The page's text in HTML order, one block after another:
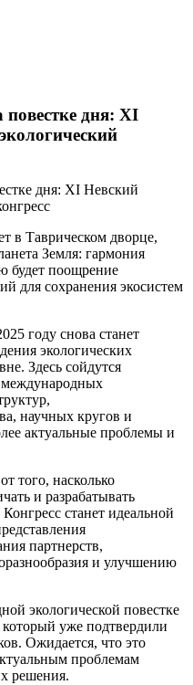
повестке дня: XI
в Таврическом дворце,
Земля: гармония
будет поощрение
для сохранения экосистем
году снова станет
экологических
Здесь сойдутся
международных
научных кругов и
актуальные проблемы и
того, насколько
и разрабатывать
станет идеальной
партнерств,
и улучшению
экологической повестке
который уже подтвердили
Ожидается, что это
проблемам
решения.